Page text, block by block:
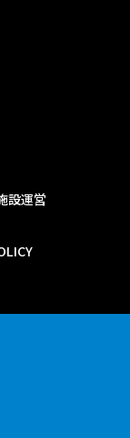
設運営